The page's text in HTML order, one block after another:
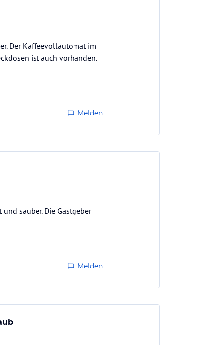
Der Kaffeevollautomat im
ist auch vorhanden.
Melden
sauber. Die Gastgeber
Melden